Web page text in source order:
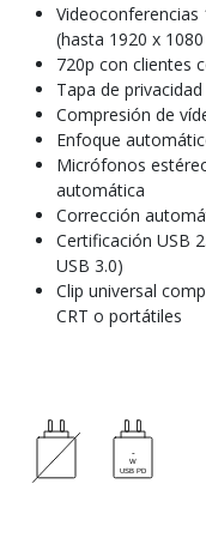
(hasta 1920 x
720p con clientes
Tapa de
Compresión de
Enfoque
Micrófonos
automática
Corrección
Certificación USB
USB 3.0)
Clip universal
CRT o portátiles